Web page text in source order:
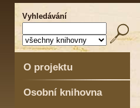
Vyhledávání
O projektu
Osobní knihovna